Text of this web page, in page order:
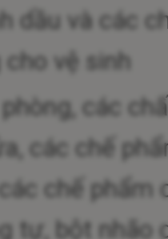
dầu và các
vệ sinh
các
các chế
chế phẩm
tự, bột nhão